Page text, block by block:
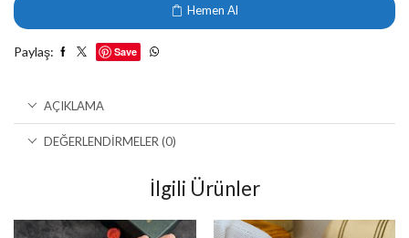
Hemen Al
Paylaş: Save
AÇIKLAMA
DEĞERLENDIRMELER (0)
İlgili Ürünler